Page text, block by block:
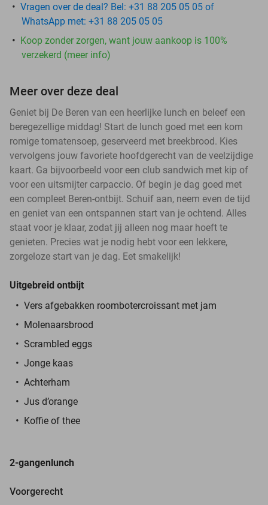
Vragen over de deal? Bel: +31 88 205 05 05 of
WhatsApp met: +31 88 205 05 05
Koop zonder zorgen, want jouw aankoop is 100%
verzekerd (meer info)
Meer over deze deal
Geniet bij De Beren van een heerlijke lunch en beleef een
beregezellige middag! Start de lunch goed met een kom
romige tomatensoep, geserveerd met breekbrood. Kies
vervolgens jouw favoriete hoofdgerecht van de veelzijdige
kaart. Ga bijvoorbeeld voor een club sandwich met kip of
voor een uitsmijter carpaccio. Of begin je dag goed met
een compleet Beren-ontbijt. Schuif aan, neem even de tijd
en geniet van een ontspannen start van je ochtend. Alles
staat voor je klaar, zodat jij alleen nog maar hoeft te
genieten. Precies wat je nodig hebt voor een lekkere,
zorgeloze start van je dag. Eet smakelijk!
Uitgebreid ontbijt
Vers afgebakken roombotercroissant met jam
Molenaarsbrood
Scrambled eggs
Jonge kaas
Achterham
Jus d’orange
Koffie of thee
2-gangenlunch
Voorgerecht